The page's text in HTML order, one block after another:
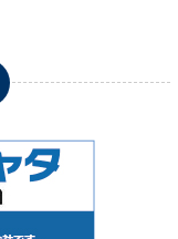
旅のトラブルQ&A 『
航空運賃セミナー』オ
報更新のお願い
「取り扱う民泊物件に